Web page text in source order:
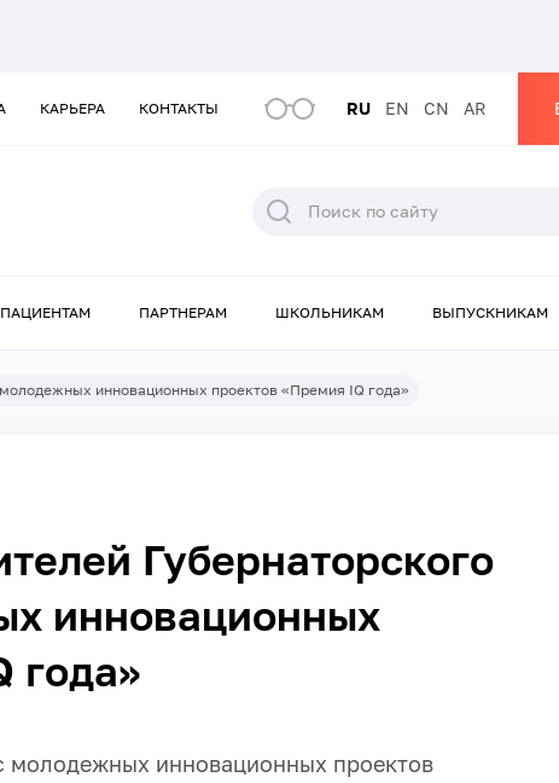
КАРЬЕРА КОНТАКТЫ RU EN CN AR
ПАЦИЕНТАМ ПАРТНЕРАМ ШКОЛЬНИКАМ ВЫПУСКНИКАМ
инновационных проектов «Премия IQ года»
Губернаторского
инновационных
года»
молодежных инновационных проектов